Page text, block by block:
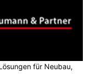
für Neubau,